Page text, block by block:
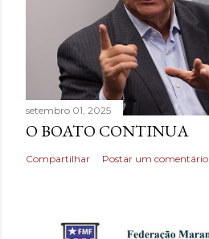
setembro 01, 2025
O BOATO CONTINUA
Compartilhar Postar um comentário